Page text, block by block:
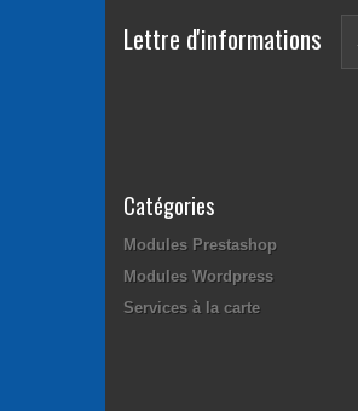
Lettre d'informations
Catégories
Modules Prestashop
Modules Wordpress
Services à la carte